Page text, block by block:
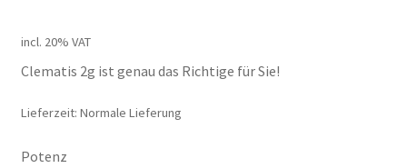
incl. 20% VAT
Clematis 2g ist genau das Richtige für Sie!
Lieferzeit: Normale Lieferung
Potenz